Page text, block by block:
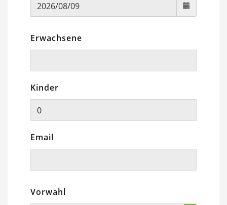
Erwachsene
Kinder
Email
Vorwahl